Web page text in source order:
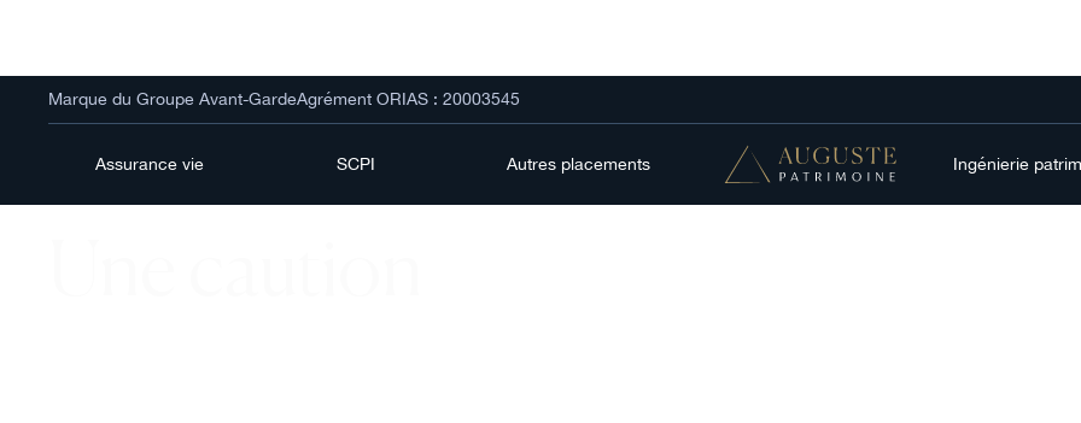
Marque du Groupe Avant-GardeAgrément ORIAS : 20003545
Assurance vie SCPI Autres placements Ingénierie